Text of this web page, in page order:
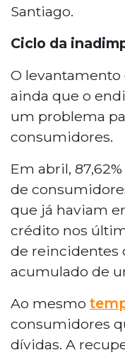
Santiago.
Ciclo da
O levantamento
ainda que o
um problema
consumidores.
Em abril,
de
que já haviam
crédito nos
de reincidentes
acumulado de
Ao mesmo
consumidores
dívidas. A